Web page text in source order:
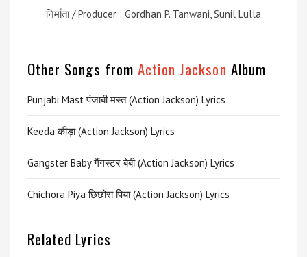
निर्माता / Producer : Gordhan P. Tanwani, Sunil Lulla
Other Songs from Action Jackson Album
Punjabi Mast पंजाबी मस्त (Action Jackson) Lyrics
Keeda कीड़ा (Action Jackson) Lyrics
Gangster Baby गैंगस्टर बेबी (Action Jackson) Lyrics
Chichora Piya छिछोरा पिया (Action Jackson) Lyrics
Related Lyrics